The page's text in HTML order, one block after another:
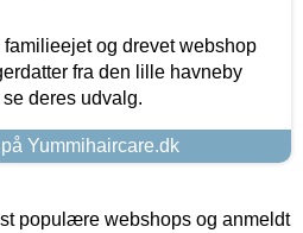
og drevet webshop
fra den lille havneby
deres udvalg.
Yummihaircare.dk
populære webshops og anmeldt